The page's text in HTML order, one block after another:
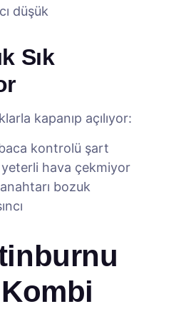
düşük
Sık
kapanıp açılıyor:
baca kontrolü şart
yeterli hava çekmiyor
bozuk